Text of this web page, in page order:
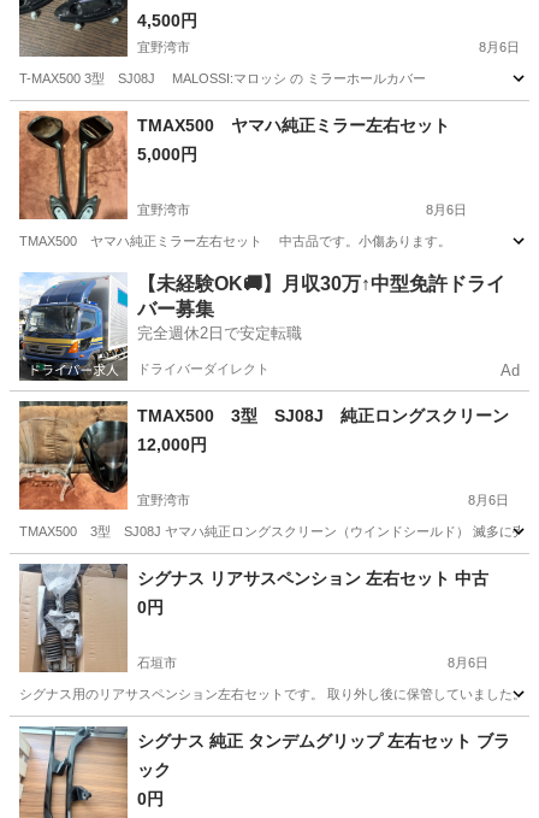
4,500円
宜野湾市 8月6日
T-MAX500 3型 SJ08J MALOSSI:マロッシ の ミラーホールカバー
沖縄 宜野湾市 マロッシ
TMAX500 ヤマハ純正ミラー左右セット
5,000円
宜野湾市 8月6日
TMAX500 ヤマハ純正ミラー左右セット 中古品です。小傷あります。
沖縄 宜野湾市 ヤマハ TMAX
【未経験OK🚚】月収30万↑中型免許ドライ
バー募集
完全週休2日で安定転職
ドライバーダイレクト Ad
TMAX500 3型 SJ08J 純正ロングスクリーン
12,000円
宜野湾市 8月6日
TMAX500 3型 SJ08J ヤマハ純正ロングスクリーン（ウインドシールド） 滅多に売
沖縄 宜野湾市 ヤマハ TMAX
シグナス リアサスペンション 左右セット 中古
0円
石垣市 8月6日
シグナス用のリアサスペンション左右セットです。 取り外し後に保管していました
沖縄 石垣市 バイク シグナス
シグナス 純正 タンデムグリップ 左右セット ブラ
ック
0円